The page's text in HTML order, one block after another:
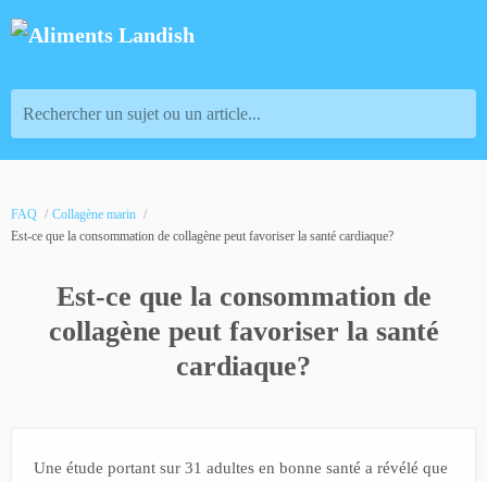
Rechercher un sujet ou un article...
FAQ
Collagène marin
Est-ce que la consommation de collagène peut favoriser la santé cardiaque?
Est-ce que la consommation de
collagène peut favoriser la santé
cardiaque?
Une étude portant sur 31 adultes en bonne santé a révélé que